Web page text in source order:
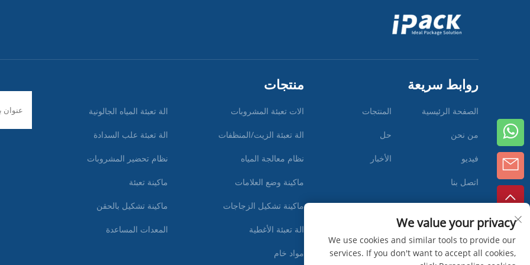
روابط سريعة
الصفحة الرئيسية المنتجات
من نحن حل
فيديو الأخبار
اتصل بنا
منتجات
الات تعبئة المشروبات الة تعبئة المياه الجالونية
الة تعبئة الزيت/المنظفات الة تعبئة علب السدادة
نظام معالجة المياه نظام تحضير المشروبات
ماكينة وضع العلامات ماكينة تعبئة
ماكينة تشكيل الزجاجات ماكينة تشكيل بالحقن
الة تعبئة الأغطية المعدات المساعدة
مواد خام
We value your privacy
We use cookies and similar tools to provide our
services. If you don't want to accept all cookies,